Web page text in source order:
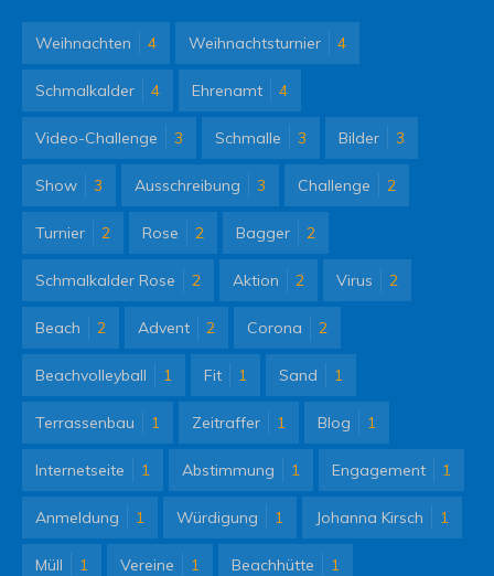
Weihnachten 4 Weihnachtsturnier 4
Schmalkalder 4 Ehrenamt 4
Video-Challenge 3 Schmalle 3 Bilder 3
Show 3 Ausschreibung 3 Challenge 2
Turnier 2 Rose 2 Bagger 2
Schmalkalder Rose 2 Aktion 2 Virus 2
Beach 2 Advent 2 Corona 2
Beachvolleyball 1 Fit 1 Sand 1
Terrassenbau 1 Zeitraffer 1 Blog 1
Internetseite 1 Abstimmung 1 Engagement 1
Anmeldung 1 Würdigung 1 Johanna Kirsch 1
Müll 1 Vereine 1 Beachhütte 1